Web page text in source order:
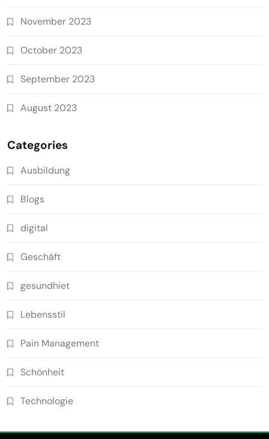
November 2023
October 2023
September 2023
August 2023
Categories
Ausbildung
Blogs
digital
Geschäft
gesundhiet
Lebensstil
Pain Management
Schönheit
Technologie